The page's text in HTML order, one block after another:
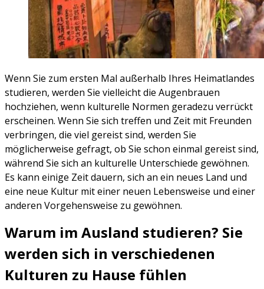
Wenn Sie zum ersten Mal außerhalb Ihres Heimatlandes
studieren, werden Sie vielleicht die Augenbrauen
hochziehen, wenn kulturelle Normen geradezu verrückt
erscheinen. Wenn Sie sich treffen und Zeit mit Freunden
verbringen, die viel gereist sind, werden Sie
möglicherweise gefragt, ob Sie schon einmal gereist sind,
während Sie sich an kulturelle Unterschiede gewöhnen.
Es kann einige Zeit dauern, sich an ein neues Land und
eine neue Kultur mit einer neuen Lebensweise und einer
anderen Vorgehensweise zu gewöhnen.
Warum im Ausland studieren? Sie
werden sich in verschiedenen
Kulturen zu Hause fühlen